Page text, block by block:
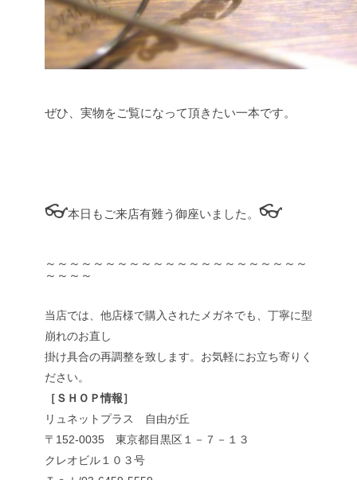
ぜひ、実物をご覧になって頂きたい一本です。
👓本日もご来店有難う御座いました。 👓
～～～～～～～～～～～～～～～～～～～～～～
～～～～
当店では、他店様で購入されたメガネでも、丁寧に型
崩れのお直し
掛け具合の再調整を致します。お気軽にお立ち寄りく
ださい。
［ＳＨＯＰ情報］
リュネットプラス 自由が丘
〒152-0035 東京都目黒区１－７－１３
クレオビル１０３号